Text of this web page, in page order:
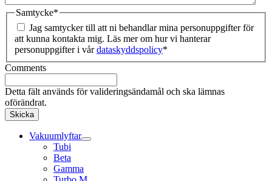
Samtycke*
Jag samtycker till att ni behandlar mina personuppgifter för
att kunna kontakta mig. Läs mer om hur vi hanterar
personuppgifter i vårdataskyddspolicy*
Comments
Detta fält används för valideringsändamål och ska lämnas
oförändrat.
Vakuumlyftar
Tubi
Beta
Gamma